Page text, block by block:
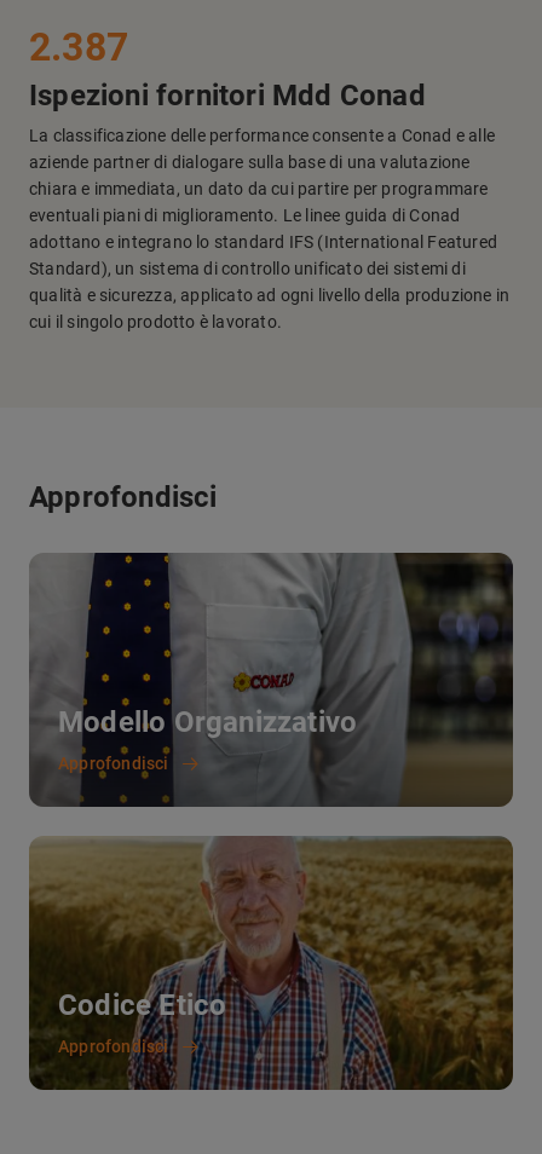
2.387
Ispezioni fornitori Mdd Conad
La classificazione delle performance consente a Conad e alle
aziende partner di dialogare sulla base di una valutazione
chiara e immediata, un dato da cui partire per programmare
eventuali piani di miglioramento. Le linee guida di Conad
adottano e integrano lo standard IFS (International Featured
Standard), un sistema di controllo unificato dei sistemi di
qualità e sicurezza, applicato ad ogni livello della produzione in
cui il singolo prodotto è lavorato.
Approfondisci
Modello Organizzativo
Approfondisci
Codice Etico
Approfondisci